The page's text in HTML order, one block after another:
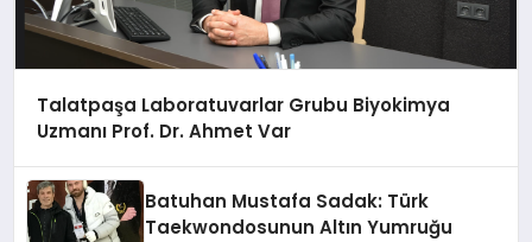
Talatpaşa Laboratuvarlar Grubu Biyokimya
Uzmanı Prof. Dr. Ahmet Var
Batuhan Mustafa Sadak: Türk
Taekwondosunun Altın Yumruğu